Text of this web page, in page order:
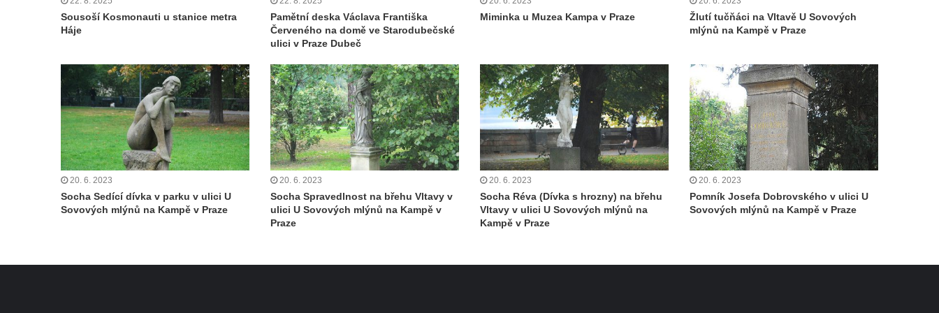
Sousoší Kosmonauti u stanice metra
Háje
Pamětní deska Václava Františka
Červeného na domě ve Starodubečské
ulici v Praze Dubeč
Miminka u Muzea Kampa v Praze
Žlutí tučňáci na Vltavě U Sovových
mlýnů na Kampě v Praze
20. 6. 2023
Socha Sedící dívka v parku v ulici U
Sovových mlýnů na Kampě v Praze
20. 6. 2023
Socha Spravedlnost na břehu Vltavy v
ulici U Sovových mlýnů na Kampě v
Praze
20. 6. 2023
Socha Réva (Dívka s hrozny) na břehu
Vltavy v ulici U Sovových mlýnů na
Kampě v Praze
20. 6. 2023
Pomník Josefa Dobrovského v ulici U
Sovových mlýnů na Kampě v Praze